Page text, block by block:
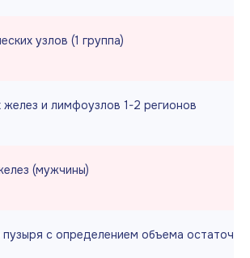
узлов (1 группа)
и лимфоузлов 1-2 регионов
(мужчины)
с определением объема